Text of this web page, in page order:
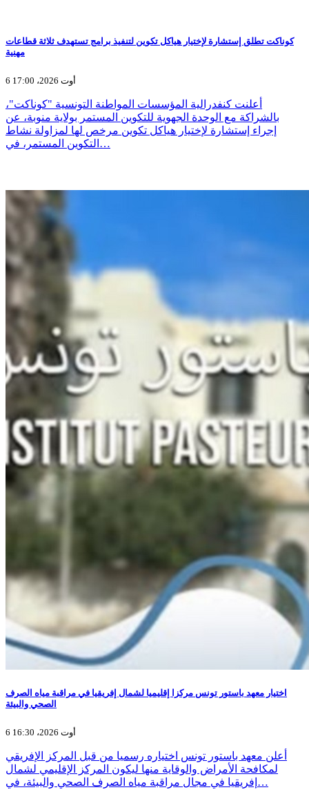
كوناكت تطلق إستشارة لإختيار هياكل تكوين لتنفيذ برامج تستهدف ثلاثة قطاعات
مهنية
6 أوت 2026، 17:00
أعلنت كنفدرالية المؤسسات المواطنة التونسية "كوناكت"،
بالشراكة مع الوحدة الجهوية للتكوين المستمر بولاية منوبة، عن
إجراء إستشارة لإختيار هياكل تكوين مرخص لها لمزاولة نشاط
التكوين المستمر، في…
اختيار معهد باستور تونس مركزا إقليميا لشمال إفريقيا في مراقبة مياه الصرف
الصحي والبيئة
6 أوت 2026، 16:30
أعلن معهد باستور تونس اختياره رسميا من قبل المركز الإفريقي
لمكافحة الأمراض والوقاية منها ليكون المركز الإقليمي لشمال
إفريقيا في مجال مراقبة مياه الصرف الصحي والبيئة، في…